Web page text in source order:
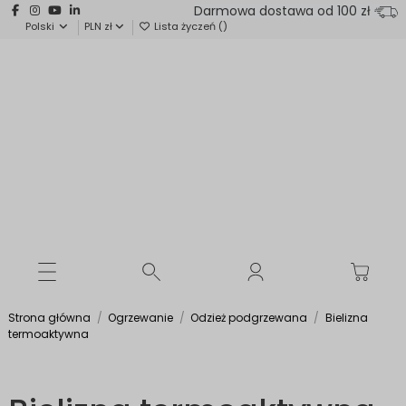
Darmowa dostawa od 100 zł
Polski PLN zł Lista życzeń ()
Strona główna Ogrzewanie Odzież podgrzewana
Bielizna
termoaktywna